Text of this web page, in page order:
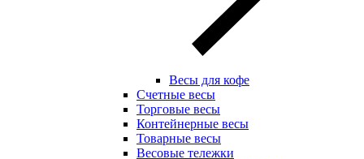
Весы для кофе
Счетные весы
Торговые весы
Контейнерные весы
Товарные весы
Весовые тележки